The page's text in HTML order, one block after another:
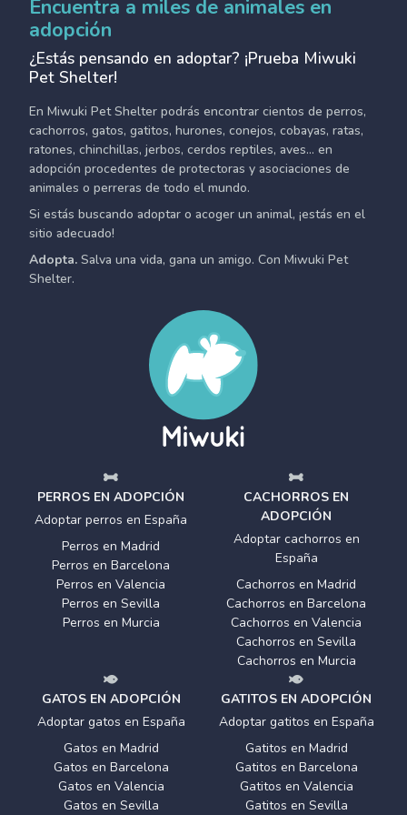
Encuentra a miles de animales en
adopción
¿Estás pensando en adoptar? ¡Prueba Miwuki
Pet Shelter!
En Miwuki Pet Shelter podrás encontrar cientos de perros,
cachorros, gatos, gatitos, hurones, conejos, cobayas, ratas,
ratones, chinchillas, jerbos, cerdos reptiles, aves... en
adopción procedentes de protectoras y asociaciones de
animales o perreras de todo el mundo.
Si estás buscando adoptar o acoger un animal, ¡estás en el
sitio adecuado!
Adopta. Salva una vida, gana un amigo. Con Miwuki Pet
Shelter.
PERROS EN ADOPCIÓN
Adoptar perros en España
Perros en Madrid
Perros en Barcelona
Perros en Valencia
Perros en Sevilla
Perros en Murcia
CACHORROS EN
ADOPCIÓN
Adoptar cachorros en
España
Cachorros en Madrid
Cachorros en Barcelona
Cachorros en Valencia
Cachorros en Sevilla
Cachorros en Murcia
GATOS EN ADOPCIÓN
Adoptar gatos en España
Gatos en Madrid
Gatos en Barcelona
Gatos en Valencia
Gatos en Sevilla
GATITOS EN ADOPCIÓN
Adoptar gatitos en España
Gatitos en Madrid
Gatitos en Barcelona
Gatitos en Valencia
Gatitos en Sevilla